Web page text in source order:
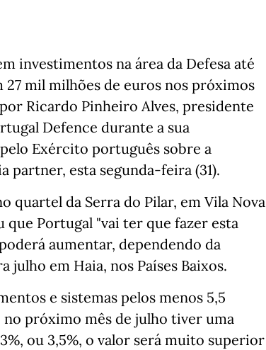
investimentos na área da Defesa até
27 mil milhões de euros nos próximos
Ricardo Pinheiro Alves, presidente
Defence durante a sua
Exército português sobre a
partner, esta segunda-feira (31).
quartel da Serra do Pilar, em Vila Nova
que Portugal "vai ter que fazer esta
aumentar, dependendo da
julho em Haia, nos Países Baixos.
e sistemas pelos menos 5,5
no próximo mês de julho tiver uma
ou 3,5%, o valor será muito superior